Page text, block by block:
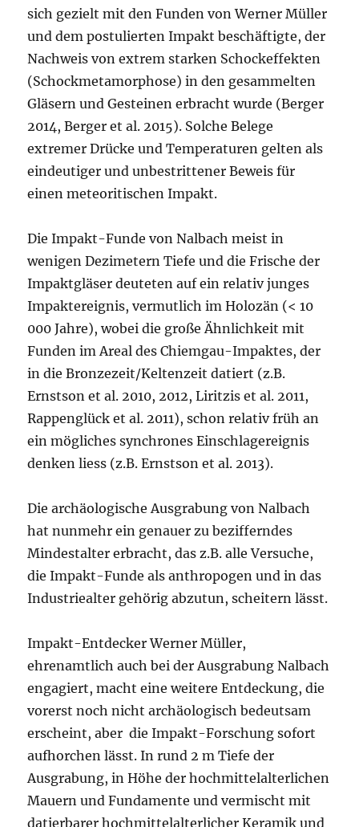
sich gezielt mit den Funden von Werner Müller
und dem postulierten Impakt beschäftigte, der
Nachweis von extrem starken Schockeffekten
(Schockmetamorphose) in den gesammelten
Gläsern und Gesteinen erbracht wurde (Berger
2014, Berger et al. 2015). Solche Belege
extremer Drücke und Temperaturen gelten als
eindeutiger und unbestrittener Beweis für
einen meteoritischen Impakt.
Die Impakt-Funde von Nalbach meist in
wenigen Dezimetern Tiefe und die Frische der
Impaktgläser deuteten auf ein relativ junges
Impaktereignis, vermutlich im Holozän (< 10
000 Jahre), wobei die große Ähnlichkeit mit
Funden im Areal des Chiemgau-Impaktes, der
in die Bronzezeit/Keltenzeit datiert (z.B.
Ernstson et al. 2010, 2012, Liritzis et al. 2011,
Rappenglück et al. 2011), schon relativ früh an
ein mögliches synchrones Einschlagereignis
denken liess (z.B. Ernstson et al. 2013).
Die archäologische Ausgrabung von Nalbach
hat nunmehr ein genauer zu bezifferndes
Mindestalter erbracht, das z.B. alle Versuche,
die Impakt-Funde als anthropogen und in das
Industriealter gehörig abzutun, scheitern lässt.
Impakt-Entdecker Werner Müller,
ehrenamtlich auch bei der Ausgrabung Nalbach
engagiert, macht eine weitere Entdeckung, die
vorerst noch nicht archäologisch bedeutsam
erscheint, aber die Impakt-Forschung sofort
aufhorchen lässt. In rund 2 m Tiefe der
Ausgrabung, in Höhe der hochmittelalterlichen
Mauern und Fundamente und vermischt mit
datierbarer hochmittelalterlicher Keramik und